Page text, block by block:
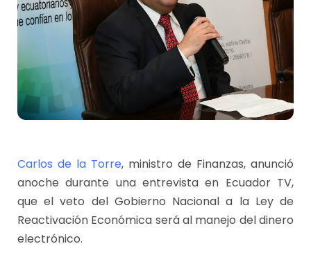
Carlos de la Torre, ministro de Finanzas, anunció
anoche durante una entrevista en Ecuador TV,
que el veto del Gobierno Nacional a la Ley de
Reactivación Económica será al manejo del dinero
electrónico.